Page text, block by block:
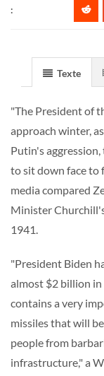
:
Texte
"The President of
approach winter,
Putin's
to sit down face to
media compared
Minister
1941.
"President Biden
almost $2 billion
contains a very
missiles that will
people from
infrastructure," a